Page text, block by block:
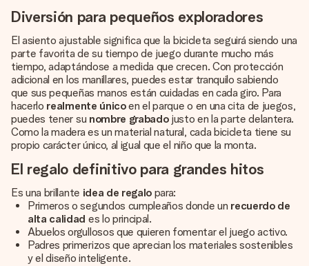
Diversión para pequeños exploradores
El asiento ajustable significa que la bicicleta seguirá siendo una
parte favorita de su tiempo de juego durante mucho más
tiempo, adaptándose a medida que crecen. Con protección
adicional en los manillares, puedes estar tranquilo sabiendo
que sus pequeñas manos están cuidadas en cada giro. Para
hacerlo realmente únicoen el parque o en una cita de juegos,
puedes tener su nombre grabadojusto en la parte delantera.
Como la madera es un material natural, cada bicicleta tiene su
propio carácter único, al igual que el niño que la monta.
El regalo definitivo para grandes hitos
Es una brillante idea de regalo para:
Primeros o segundos cumpleaños donde un recuerdo de
alta calidad es lo principal.
Abuelos orgullosos que quieren fomentar el juego activo.
Padres primerizos que aprecian los materiales sostenibles
y el diseño inteligente.